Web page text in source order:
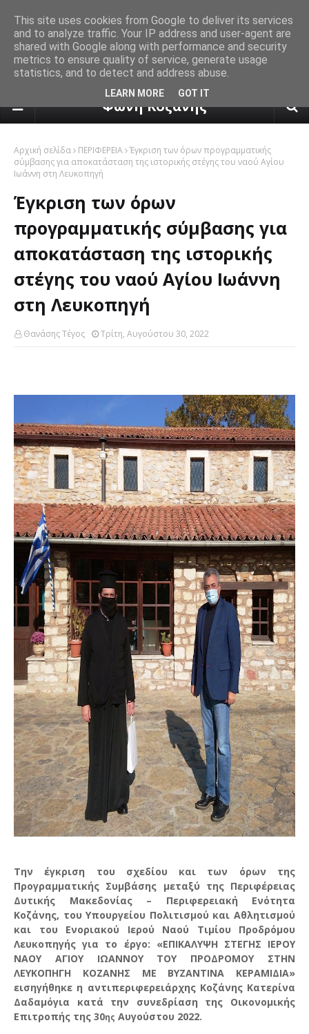
πρόγνωση καιρού από το
Φωνή Κοζάνης
Αρχική σελίδα ΠΕΡΙΦΕΡΕΙΑ Έγκριση των όρων προγραμματικής
σύμβασης για αποκατάσταση της ιστορικής στέγης του ναού Αγίου
Ιωάννη στη Λευκοπηγή
Έγκριση των όρων
προγραμματικής σύμβασης για
αποκατάσταση της ιστορικής
στέγης του ναού Αγίου Ιωάννη
στη Λευκοπηγή
Θανάσης Τέγος Τρίτη, Αυγούστου 30, 2022
Tην έγκριση του σχεδίου και των όρων της
Προγραμματικής Συμβάσης μεταξύ της Περιφέρειας
Δυτικής Μακεδονίας – Περιφερειακή Ενότητα
Κοζάνης, του Υπουργείου Πολιτισμού και Αθλητισμού
και του Ενοριακού Ιερού Ναού Τιμίου Προδρόμου
Λευκοπηγής για το έργο: «ΕΠΙΚΑΛΥΨΗ ΣΤΕΓΗΣ ΙΕΡΟΥ
ΝΑΟΥ ΑΓΙΟΥ ΙΩΑΝΝΟΥ ΤΟΥ ΠΡΟΔΡΟΜΟΥ ΣΤΗΝ
ΛΕΥΚΟΠΗΓΗ ΚΟΖΑΝΗΣ ΜΕ ΒΥΖΑΝΤΙΝΑ ΚΕΡΑΜΙΔΙΑ»
εισηγήθηκε η αντιπεριφερειάρχης Κοζάνης Κατερίνα
Δαδαμόγια κατά την συνεδρίαση της Οικονομικής
Επιτροπής της 30ης Αυγούστου 2022.
This site uses cookies from Google to deliver its services
and to analyze traffic. Your IP address and user-agent are
shared with Google along with performance and security
metrics to ensure quality of service, generate usage
statistics, and to detect and address abuse.
LEARN MORE GOT IT